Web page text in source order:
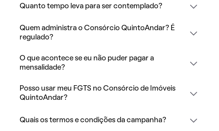
Quanto tempo leva para ser contemplado?
Quem administra o Consórcio QuintoAndar? É
regulado?
O que acontece se eu não puder pagar a
mensalidade?
Posso usar meu FGTS no Consórcio de Imóveis
QuintoAndar?
Quais os termos e condições da campanha?